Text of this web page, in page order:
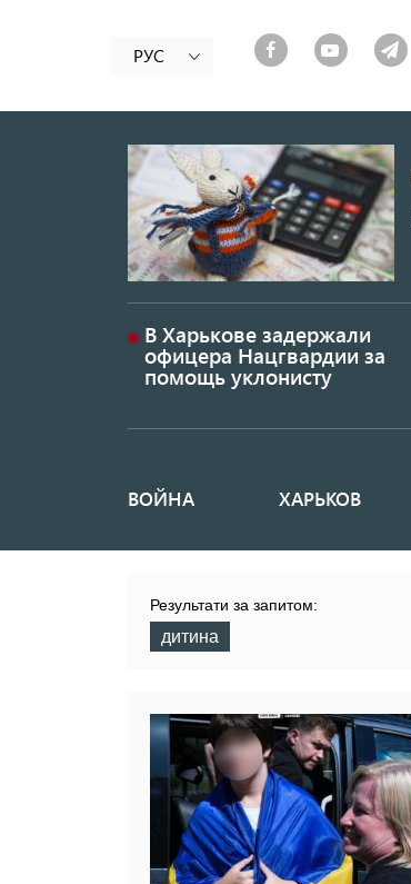
РУС
В Харькове задержали
офицера Нацгвардии за
помощь уклонисту
Основная
ВОЙНА ХАРЬКОВ
Результати за запитом:
дитина